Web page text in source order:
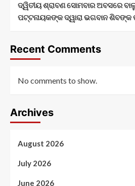
ଦ୍ୱିତୀୟ ଶ୍ରାବଣ ସୋମବାର ଅବସରେ
ପଟ୍ଟନାୟକଙ୍କ ଦ୍ୱାରା ଭଗବାନ ଶିବଙ୍କ
Recent Comments
No comments to show.
Archives
August 2026
July 2026
June 2026